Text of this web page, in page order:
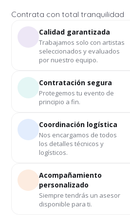
pop (Radio Swing)
Contrata con total tranquilidad
Calidad garantizada
Trabajamos solo con artistas
seleccionados y evaluados
por nuestro equipo.
Contratación segura
Protegemos tu evento de
principio a fin.
Coordinación logística
Nos encargamos de todos
los detalles técnicos y
logísticos.
Acompañamiento
personalizado
Siempre tendrás un asesor
disponible para ti.